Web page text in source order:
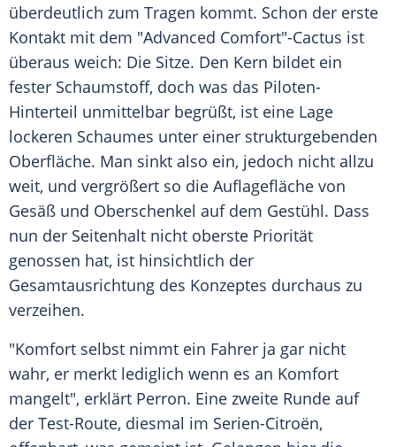
überdeutlich zum Tragen kommt. Schon der erste
Kontakt mit dem "Advanced Comfort"-Cactus ist
überaus weich: Die Sitze. Den Kern bildet ein
fester Schaumstoff, doch was das Piloten-
Hinterteil unmittelbar begrüßt, ist eine Lage
lockeren Schaumes unter einer strukturgebenden
Oberfläche. Man sinkt also ein, jedoch nicht allzu
weit, und vergrößert so die Auflagefläche von
Gesäß und Oberschenkel auf dem Gestühl. Dass
nun der Seitenhalt nicht oberste Priorität
genossen hat, ist hinsichtlich der
Gesamtausrichtung des Konzeptes durchaus zu
verzeihen.
"Komfort selbst nimmt ein Fahrer ja gar nicht
wahr, er merkt lediglich wenn es an Komfort
mangelt", erklärt Perron. Eine zweite Runde auf
der Test-Route, diesmal im Serien-Citroën,